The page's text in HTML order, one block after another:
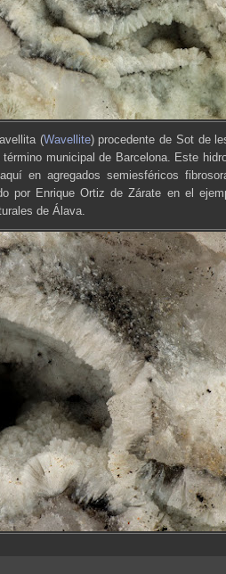
(Wavellite) procedente de Sot de
municipal de Barcelona. Este
en agregados semiesféricos
por Enrique Ortiz de Zárate en el
de Álava.